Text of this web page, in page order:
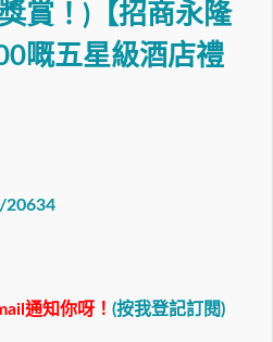
賞！)【招商永隆
嘅五星級酒店禮
20634
通知你呀！ (按我登記訂閱)